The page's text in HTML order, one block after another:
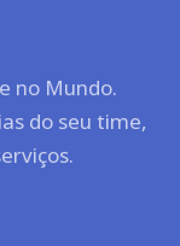
no Mundo.
do seu time,